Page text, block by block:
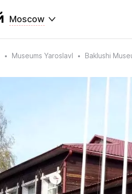
Moscow
Museums Yaroslavl Baklushi